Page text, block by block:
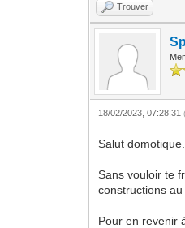
Trouver
18/02/2023, 07:28:31
Salut domotique.
Sans vouloir te
constructions
Pour en revenir